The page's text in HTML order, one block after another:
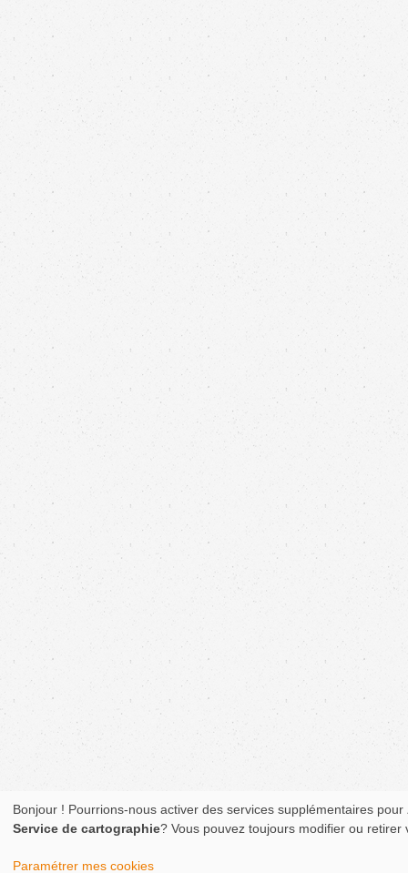
Bonjour ! Pourrions-nous activer des services supplémentaires pour
Service de cartographie? Vous pouvez toujours modifier ou
Paramétrer mes cookies